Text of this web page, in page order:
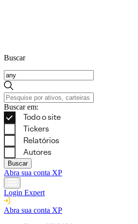
Buscar
Buscar em:
Buscar
Abra sua conta XP
Login Expert
Abra sua conta XP